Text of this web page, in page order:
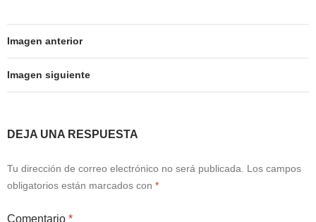
Imagen anterior
Imagen siguiente
DEJA UNA RESPUESTA
Tu dirección de correo electrónico no será publicada.
Los campos
obligatorios están marcados con *
Comentario *